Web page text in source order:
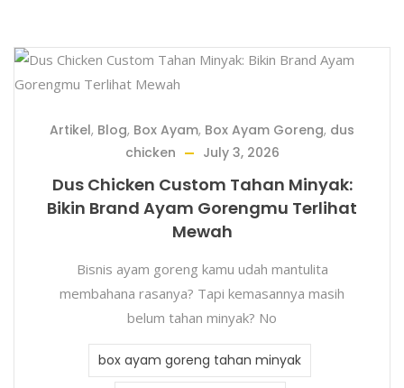
Artikel, Blog, Box Ayam, Box Ayam Goreng, dus
chicken
July 3, 2026
Dus Chicken Custom Tahan Minyak:
Bikin Brand Ayam Gorengmu Terlihat
Mewah
Bisnis ayam goreng kamu udah mantulita
membahana rasanya? Tapi kemasannya masih
belum tahan minyak? No
box ayam goreng tahan minyak